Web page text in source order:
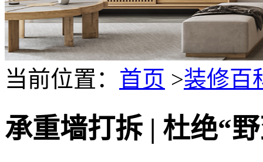
当前位置： 首页 >装修百
承重墙打拆 | 杜绝“